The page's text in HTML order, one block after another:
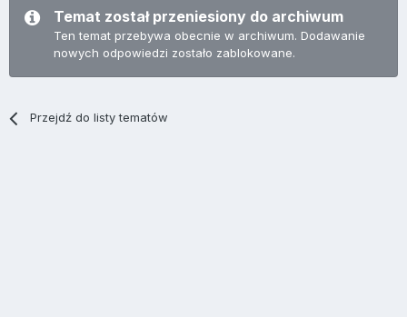
Temat został przeniesiony do archiwum
Ten temat przebywa obecnie w archiwum. Dodawanie
nowych odpowiedzi zostało zablokowane.
Przejdź do listy tematów